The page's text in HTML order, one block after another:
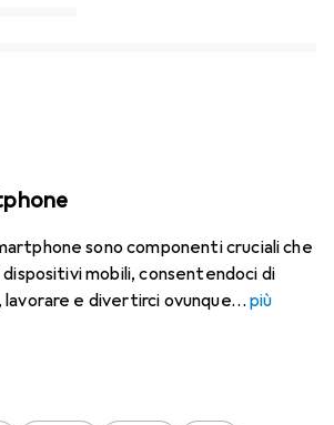
sono componenti cruciali che
mobili, consentendoci di
lavorare e divertirci ovunque
più